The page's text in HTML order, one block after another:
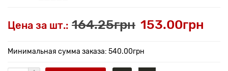
Цена за шт.: 164.25грн 153.00грн
Минимальная сумма заказа: 540.00грн